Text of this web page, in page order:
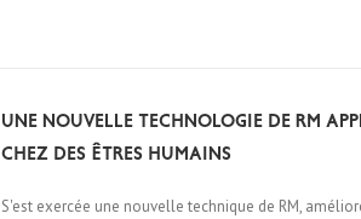
Une nouvelle technologie de RM
chez des êtres humains
S'est exercée une nouvelle technique de RM,